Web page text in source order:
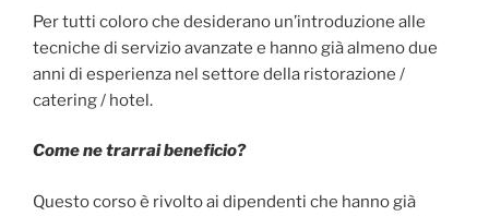
Per tutti coloro che desiderano un’introduzione alle
tecniche di servizio avanzate e hanno già almeno due
anni di esperienza nel settore della ristorazione /
catering / hotel.
Come ne trarrai beneficio?
Questo corso è rivolto ai dipendenti che hanno già